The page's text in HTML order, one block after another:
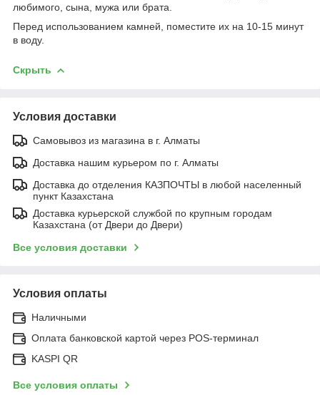
любимого, сына, мужа или брата.
Перед использованием камней, поместите их на 10-15 минут
в воду.
Скрыть
Условия доставки
Самовывоз из магазина в г. Алматы
Доставка нашим курьером по г. Алматы
Доставка до отделения КАЗПОЧТЫ в любой населенный
пункт Казахстана
Доставка курьерской службой по крупным городам
Казахстана (от Двери до Двери)
Все условия доставки
Условия оплаты
Наличными
Оплата банковской картой через POS-терминал
KASPI QR
Все условия оплаты